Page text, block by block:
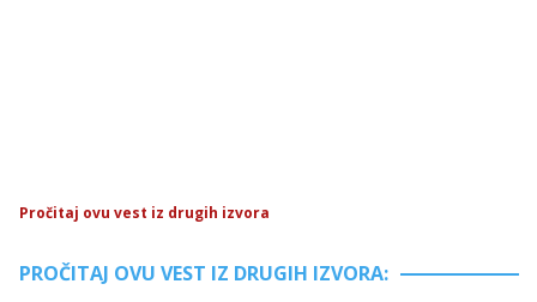
Pročitaj ovu vest iz drugih izvora
PROČITAJ OVU VEST IZ DRUGIH IZVORA: